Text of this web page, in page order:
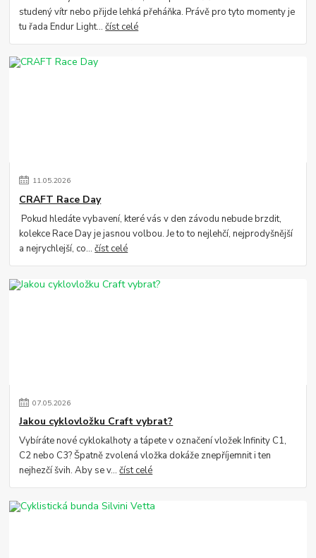
studený vítr nebo přijde lehká přeháňka. Právě pro tyto momenty je
tu řada Endur Light...číst celé
11.05.2026
CRAFT Race Day
Pokud hledáte vybavení, které vás v den závodu nebude brzdit,
kolekce Race Day je jasnou volbou. Je to to nejlehčí, nejprodyšnější
a nejrychlejší, co...číst celé
07.05.2026
Jakou cyklovložku Craft vybrat?
Vybíráte nové cyklokalhoty a tápete v označení vložek Infinity C1,
C2 nebo C3? Špatně zvolená vložka dokáže znepříjemnit i ten
nejhezčí švih. Aby se v...číst celé